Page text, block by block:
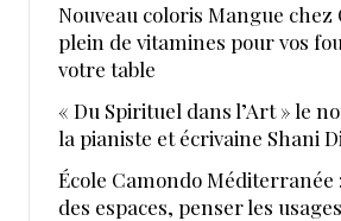
Nouveau coloris Mangue chez
plein de vitamines pour vos
votre table
« Du Spirituel dans l’Art » le
la pianiste et écrivaine Shani
École Camondo
des espaces, penser les usages